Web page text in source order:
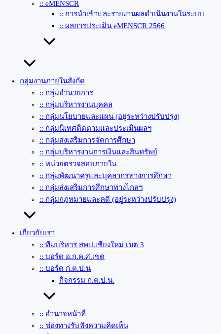
:: eMENSCR
:: การนำเข้าและรายงานผลดำเนินงานในระบบ
:: ผลการประเมิน eMENSCR 2566
กลุ่มงานภายในสังกัด
:: กลุ่มอำนวยการ
:: กลุ่มบริหารงานบุคคล
:: กลุ่มนโยบายและแผน (อยู่ระหว่างปรับปรุง)
:: กลุ่มนิเทศติดตามและประเมินผลฯ
:: กลุ่มส่งเสริมการจัดการศึกษา
:: กลุ่มบริหารงานการเงินและสินทรัพย์
:: หน่วยตรวจสอบภายใน
:: กลุ่มพัฒนาครูและบุคลากรทางการศึกษา
:: กลุ่มส่งเสริมการศึกษาทางไกลฯ
:: กลุ่มกฏหมายและคดี (อยู่ระหว่างปรับปรุง)
เกี่ยวกับเรา
:: ทีมบริหาร สพป.เชียงใหม่ เขต 3
:: บอร์ด อ.ก.ค.ศ.เขต
:: บอร์ด ก.ต.ป.น
กิจกรรม ก.ต.ป.น.
:: อำนาจหน้าที่
:: ช่องทางรับฟังความคิดเห็น